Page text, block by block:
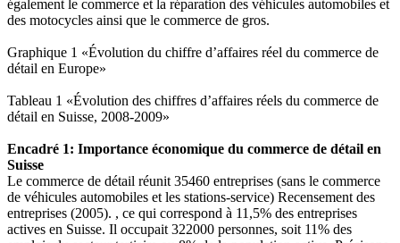
également le commerce et la réparation des véhicules automobiles et
des motocycles ainsi que le commerce de gros.
Graphique 1 «Évolution du chiffre d’affaires réel du commerce de
détail en Europe»
Tableau 1 «Évolution des chiffres d’affaires réels du commerce de
détail en Suisse, 2008-2009»
Encadré 1: Importance économique du commerce de détail en
Suisse
Le commerce de détail réunit 35460 entreprises (sans le commerce
de véhicules automobiles et les stations-service) Recensement des
entreprises (2005). , ce qui correspond à 11,5% des entreprises
actives en Suisse. Il occupait 322000 personnes, soit 11% des